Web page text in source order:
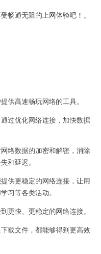
通无阻的上网体验吧！。
高速畅玩网络的工具。
过优化网络连接，加快数据
络数据的加密和解密，消除
和延迟。
供更稳定的网络连接，让用
习等各类活动。
快、更稳定的网络连接。
载文件，都能够得到更高效